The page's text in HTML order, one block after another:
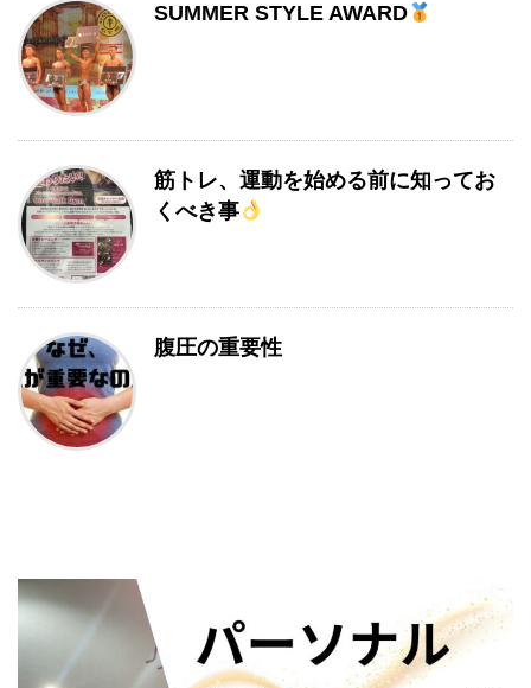
SUMMER STYLE AWARD
筋トレ、運動を始める前に知ってお
くべき事
腹圧の重要性